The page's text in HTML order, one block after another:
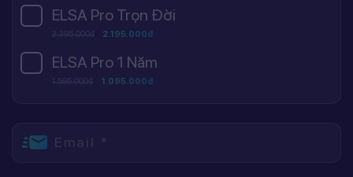
ELSA Pro Trọn Đời
3.395.000đ 2.195.000đ
ELSA Pro 1 Năm
1.595.000đ 1.095.000đ
Email *